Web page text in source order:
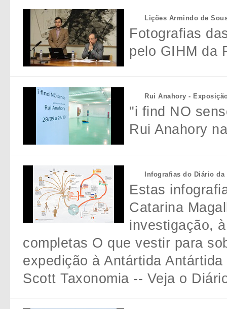
Lições Armindo de
Fotografias
pelo GIHM da
Rui Anahory -
"i find NO
Rui Anahory
Infografias do Diário
Estas
Catarina
investigação,
completas O que vestir para
expedição à Antártida
Scott Taxonomia -- Veja o